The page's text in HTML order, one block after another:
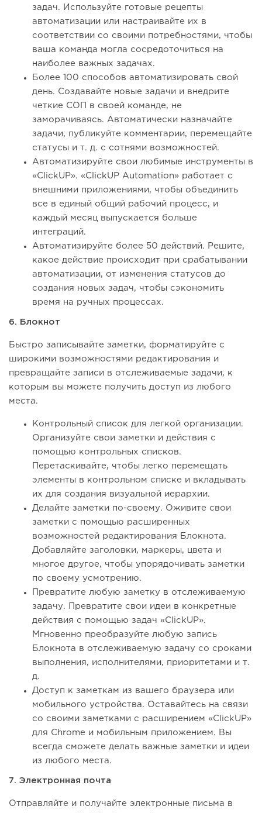
задач. Используйте готовые рецепты
автоматизации или настраивайте их в
соответствии со своими потребностями, чтобы
ваша команда могла сосредоточиться на
наиболее важных задачах.
Более 100 способов автоматизировать свой
день. Создавайте новые задачи и внедрите
четкие СОП в своей команде, не
заморачиваясь. Автоматически назначайте
задачи, публикуйте комментарии, перемещайте
статусы и т. д. с сотнями возможностей.
Автоматизируйте свои любимые инструменты в
«ClickUP». «ClickUP Automation» работает с
внешними приложениями, чтобы объединить
все в единый общий рабочий процесс, и
каждый месяц выпускается больше
интеграций.
Автоматизируйте более 50 действий. Решите,
какое действие происходит при срабатывании
автоматизации, от изменения статусов до
создания новых задач, чтобы сэкономить
время на ручных процессах.
6. Блокнот
Быстро записывайте заметки, форматируйте с
широкими возможностями редактирования и
превращайте записи в отслеживаемые задачи, к
которым вы можете получить доступ из любого
места.
Контрольный список для легкой организации.
Организуйте свои заметки и действия с
помощью контрольных списков.
Перетаскивайте, чтобы легко перемещать
элементы в контрольном списке и вкладывать
их для создания визуальной иерархии.
Делайте заметки по-своему. Оживите свои
заметки с помощью расширенных
возможностей редактирования Блокнота.
Добавляйте заголовки, маркеры, цвета и
многое другое, чтобы упорядочивать заметки
по своему усмотрению.
Превратите любую заметку в отслеживаемую
задачу. Превратите свои идеи в конкретные
действия с помощью задач «ClickUP».
Мгновенно преобразуйте любую запись
Блокнота в отслеживаемую задачу со сроками
выполнения, исполнителями, приоритетами и т.
д.
Доступ к заметкам из вашего браузера или
мобильного устройства. Оставайтесь на связи
со своими заметками с расширением «ClickUP»
для Chrome и мобильным приложением. Вы
всегда сможете делать важные заметки и идеи
из любого места.
7. Электронная почта
Отправляйте и получайте электронные письма в